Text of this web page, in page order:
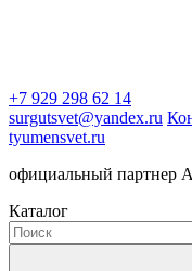
+7 929 298 62 14
surgutsvet@yandex.ru
tyumensvet.ru
официальный партнер
Каталог